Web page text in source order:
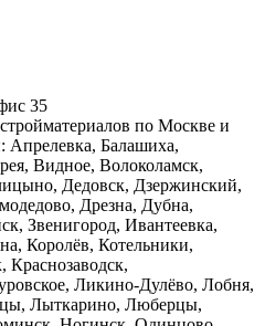
35
по Москве и
Апрелевка, Балашиха,
Видное, Волоколамск,
Дедовск, Дзержинский,
Дрезна, Дубна,
Звенигород, Ивантеевка,
Королёв, Котельники,
Краснозаводск,
Ликино-Дулёво, Лобня,
Лыткарино, Люберцы,